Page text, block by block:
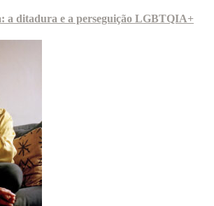
a ditadura e a perseguição LGBTQIA+